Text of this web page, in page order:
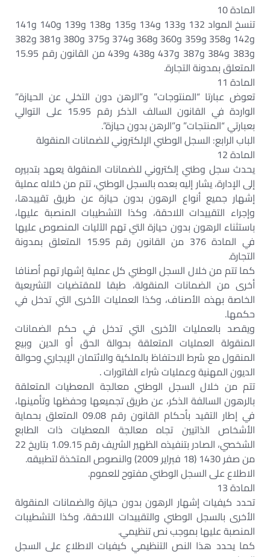
المادة 10
تنسخ المواد 132 و133 و134 و135 و138 و139 و140 و141
و142 و358 و359 و360 و368 و374 و375 و380 و381 و382
و383 و384 و387 و437 و438 و439 من القانون رقم 15.95
المتعلق بمدونة التجارة.
المادة 11
تعوض عبارتا “المنتوجات” و”الرهن دون التخلي عن الحيازة”
الواردة في القانون السالف الذكر رقم 15.95 على التوالي
بعبارتي “المنتجات” و”الرهن بدون حيازة”.
الباب الرابع: السجل الوطني الإلكتروني للضمانات المنقولة
المادة 12
يحدث سجل وطني إلكتروني للضمانات المنقولة يعهد بتدبيره
إلى الإدارة، يشار إليه بعده بالسجل الوطني، تتم من خلاله عملية
إشهار جميع أنواع الرهون بدون حيازة عن طريق تقييدها،
وإجراء التقييدات اللاحقة، وكذا التشطيبات المنصبة عليها،
باستثناء الرهون بدون حيازة التي تهم الآليات المنصوص عليها
في المادة 376 من القانون رقم 15.95 المتعلق بمدونة
التجارة.
كما تتم من خلال السجل الوطني كل عملية إشهار تهم أصنافا
أخرى من الضمانات المنقولة، طبقا للمقتضيات التشريعية
الخاصة بهذه الأصناف، وكذا العمليات الأخرى التي تدخل في
حكمها.
ويقصد بالعمليات الأخرى التي تدخل في حكم الضمانات
المنقولة العمليات المتعلقة بحوالة الحق أو الدين وبيع
المنقول مع شرط الاحتفاظ بالملكية والائتمان الإيجاري وحوالة
الديون المهنية وعمليات شراء الفاتورات .
تتم من خلال السجل الوطني معالجة المعطيات المتعلقة
بالرهون السالفة الذكر، عن طريق تجميعها وحفظها وتأمينها،
في إطار التقيد بأحكام القانون رقم 09.08 المتعلق بحماية
الأشخاص الذاتيين تجاه معالجة المعطيات ذات الطابع
الشخصي، الصادر بتنفيذه الظهير الشريف رقم 1.09.15 بتاريخ 22
من صفر 1430 (18 فبراير 2009) والنصوص المتخذة لتطبيقه.
الاطلاع على السجل الوطني مفتوح للعموم.
المادة 13
تحدد كيفيات إشهار الرهون بدون حيازة والضمانات المنقولة
الأخرى بالسجل الوطني والتقييدات اللاحقة، وكذا التشطيبات
المنصبة عليها بموجب نص تنظيمي.
كما يحدد هذا النص التنظيمي كيفيات الاطلاع على السجل